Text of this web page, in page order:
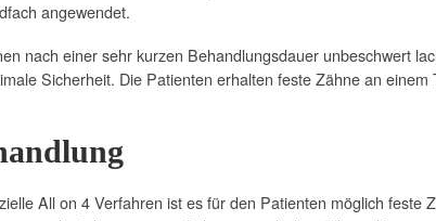
angewendet.
nach einer sehr kurzen Behandlungsdauer unbeschwert
Sicherheit. Die Patienten erhalten feste Zähne an einem
All on 4 Verfahren ist es für den Patienten möglich